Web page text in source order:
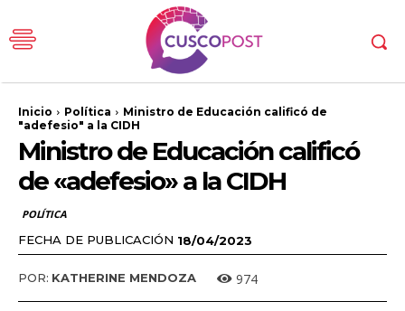
Inicio Política
Ministro de Educación calificó de
"adefesio" a la CIDH
Ministro de Educación calificó
de «adefesio» a la CIDH
POLÍTICA
FECHA DE PUBLICACIÓN 18/04/2023
POR: KATHERINE MENDOZA 974